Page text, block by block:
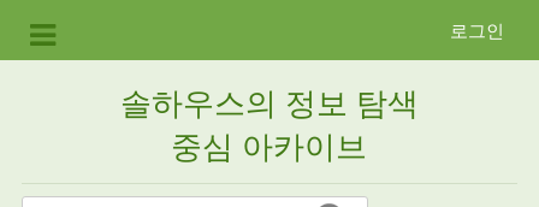
로그인
솔하우스의 정보 탐색
중심 아카이브